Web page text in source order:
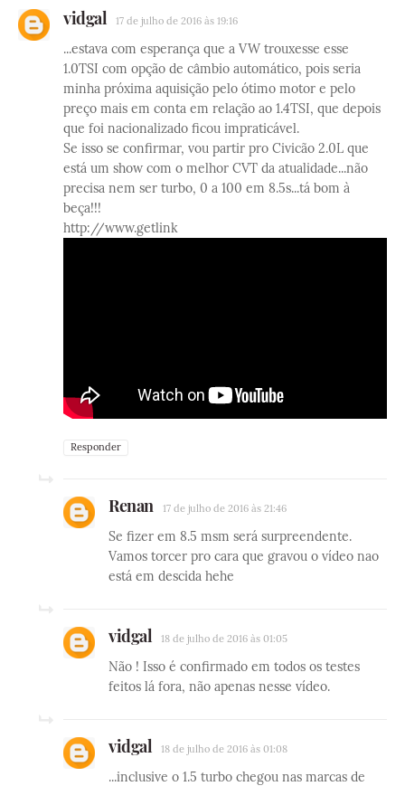
vidgal 17 de julho de 2016 às 19:16
...estava com esperança que a VW trouxesse esse
1.0TSI com opção de câmbio automático, pois seria
minha próxima aquisição pelo ótimo motor e pelo
preço mais em conta em relação ao 1.4TSI, que depois
que foi nacionalizado ficou impraticável.
Se isso se confirmar, vou partir pro Civicão 2.0L que
está um show com o melhor CVT da atualidade...não
precisa nem ser turbo, 0 a 100 em 8.5s...tá bom à
beça!!!
http://www.getlink
Responder
Renan 17 de julho de 2016 às 21:46
Se fizer em 8.5 msm será surpreendente.
Vamos torcer pro cara que gravou o vídeo nao
está em descida hehe
vidgal 18 de julho de 2016 às 01:05
Não ! Isso é confirmado em todos os testes
feitos lá fora, não apenas nesse vídeo.
vidgal 18 de julho de 2016 às 01:08
...inclusive o 1.5 turbo chegou nas marcas de